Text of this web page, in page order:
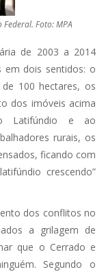
Foto: MPA
de 2003 a 2014
dois sentidos: o
100 hectares, os
dos imóveis acima
Latifúndio e ao
rurais, os
ficando com
crescendo”
dos conflitos no
a grilagem de
que o Cerrado e
Segundo o